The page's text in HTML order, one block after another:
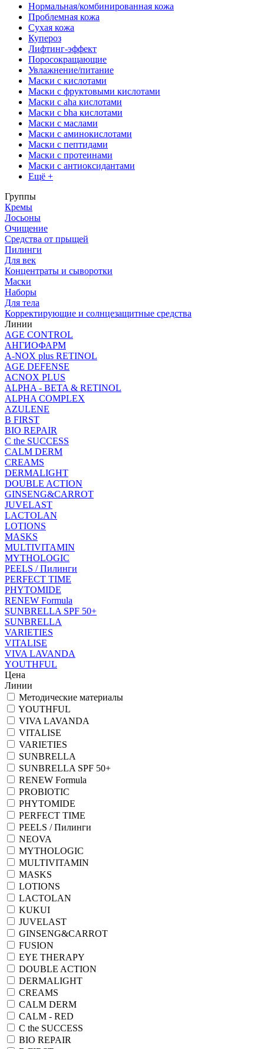
Нормальная/комбинированная кожа
Проблемная кожа
Сухая кожа
Купероз
Лифтинг-эффект
Поросокращающие
Увлажнение/питание
Маски с кислотами
Маски с фруктовыми кислотами
Маски с aha кислотами
Маски с bha кислотами
Маски с маслами
Маски с аминокислотами
Маски с пептидами
Маски с протеинами
Маски с антиоксидантами
Ещё +
Группы
Кремы
Лосьоны
Очищение
Средства от прыщей
Пилинги
Для век
Концентраты и сыворотки
Маски
Наборы
Для тела
Корректирующие и солнцезащитные средства
Линии
AGE CONTROL
АНГИОФАРМ
A-NOX plus RETINOL
AGE DEFENSE
ACNOX PLUS
ALPHA - BETA & RETINOL
ALPHA COMPLEX
AZULENE
B FIRST
BIO REPAIR
C the SUCCESS
CALM DERM
CREAMS
DERMALIGHT
DOUBLE ACTION
GINSENG&CARROT
JUVELAST
LACTOLAN
LOTIONS
MASKS
MULTIVITAMIN
MYTHOLOGIC
PEELS / Пилинги
PERFECT TIME
PHYTOMIDE
RENEW Formula
SUNBRELLA SPF 50+
SUNBRELLA
VARIETIES
VITALISE
VIVA LAVANDA
YOUTHFUL
Цена
Линии
Методические материалы
YOUTHFUL
VIVA LAVANDA
VITALISE
VARIETIES
SUNBRELLA
SUNBRELLA SPF 50+
RENEW Formula
PROBIOTIC
PHYTOMIDE
PERFECT TIME
PEELS / Пилинги
NEOVA
MYTHOLOGIC
MULTIVITAMIN
MASKS
LOTIONS
LACTOLAN
KUKUI
JUVELAST
GINSENG&CARROT
FUSION
EYE THERAPY
DOUBLE ACTION
DERMALIGHT
CREAMS
CALM DERM
CALM - RED
C the SUCCESS
BIO REPAIR